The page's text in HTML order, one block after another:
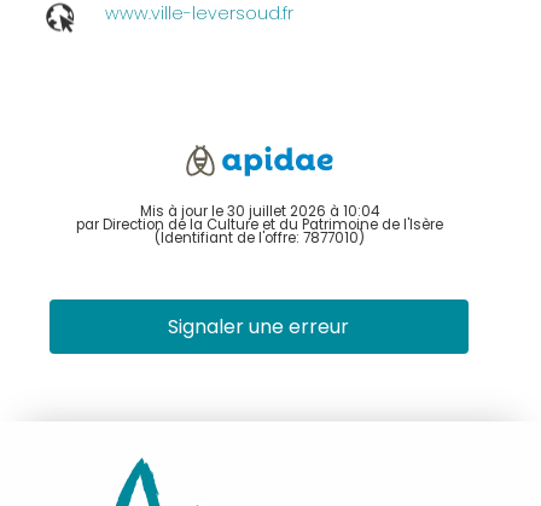
www.ville-leversoud.fr
Mis à jour le 30 juillet 2026 à 10:04
par Direction de la Culture et du Patrimoine de l'Isère
(Identifiant de l'offre: 7877010)
Signaler une erreur